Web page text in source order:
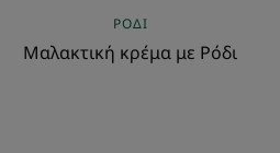
ΡΌΔΙ
Μαλακτική κρέμα με Ρόδι